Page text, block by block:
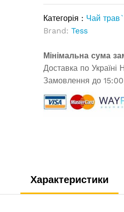
Категорія : Чай
Brand:Tess
Мінімальна сума
Доставка по
Замовлення до
Характеристики